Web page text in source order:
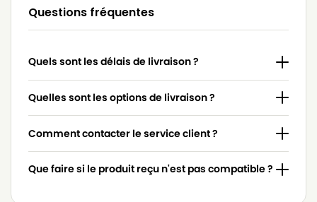
LG-
LG-GOLDSTAR 4200 (PASSION)
GOLDSTAR
LG-GOLDSTAR 5000 (PASSION)
LG-
GOLDSTAR
LG-GOLDSTAR BASIC (Série)
LG-
GOLDSTAR
LG-GOLDSTAR BONN (Série)
LG-
Questions fréquentes
Quels sont les délais de livraison ?
Quelles sont les options de livraison ?
Comment contacter le service client ?
Que faire si le produit reçu n'est pas compatible ?